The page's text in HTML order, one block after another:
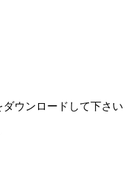
ウンロードして下さい